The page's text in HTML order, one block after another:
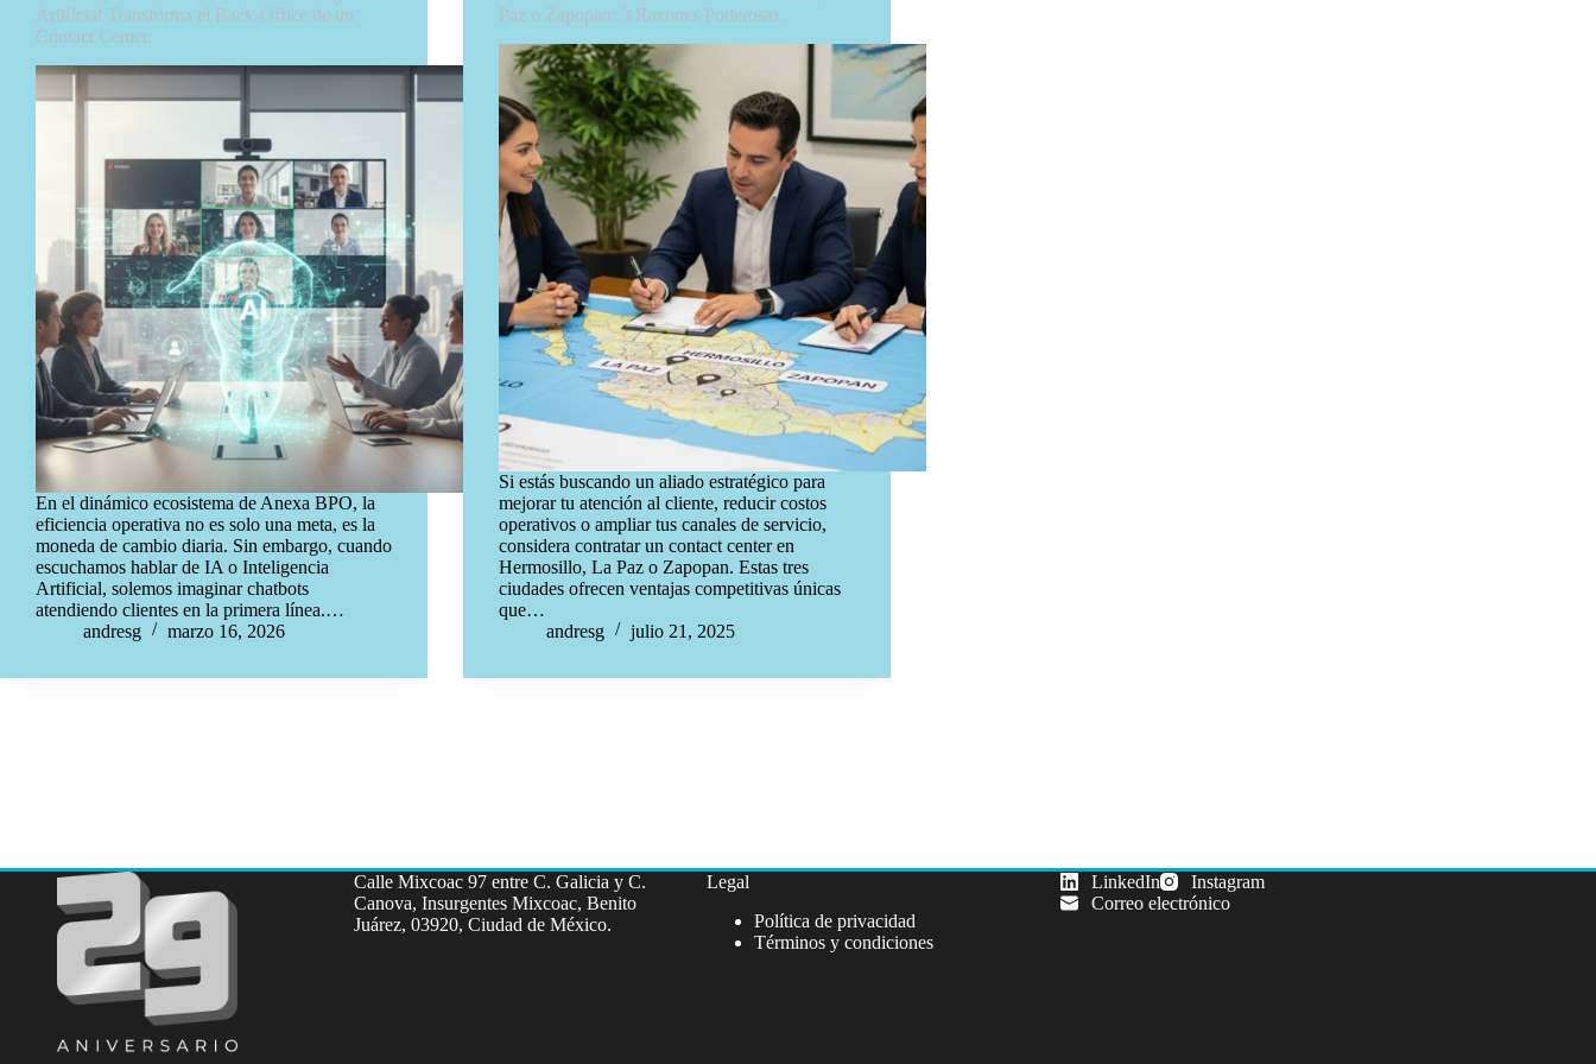
Artificial Transforma el Back-Office de un
Contact Center.
En el dinámico ecosistema de Anexa BPO, la
eficiencia operativa no es solo una meta, es la
moneda de cambio diaria. Sin embargo, cuando
escuchamos hablar de IA o Inteligencia
Artificial, solemos imaginar chatbots
atendiendo clientes en la primera línea.…
andresg
marzo 16, 2026
Paz o Zapopan: 3 Razones Poderosas.
Si estás buscando un aliado estratégico para
mejorar tu atención al cliente, reducir costos
operativos o ampliar tus canales de servicio,
considera contratar un contact center en
Hermosillo, La Paz o Zapopan. Estas tres
ciudades ofrecen ventajas competitivas únicas
que…
andresg
julio 21, 2025
Calle Mixcoac 97 entre C. Galicia y C.
Canova, Insurgentes Mixcoac, Benito
Juárez, 03920, Ciudad de México.
Legal
Política de privacidad
Términos y condiciones
LinkedIn
Instagram
Correo electrónico